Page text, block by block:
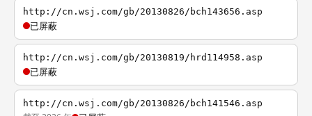
http://cn.wsj.com/gb/20130826/bch143656.asp
已屏蔽
http://cn.wsj.com/gb/20130819/hrd114958.asp
已屏蔽
http://cn.wsj.com/gb/20130826/bch141546.asp